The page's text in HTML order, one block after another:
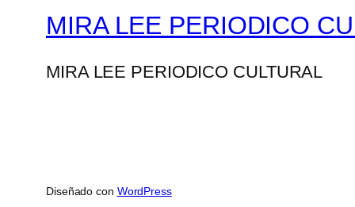
MIRA LEE PERIODICO
MIRA LEE PERIODICO CULTURAL
Diseñado con WordPress